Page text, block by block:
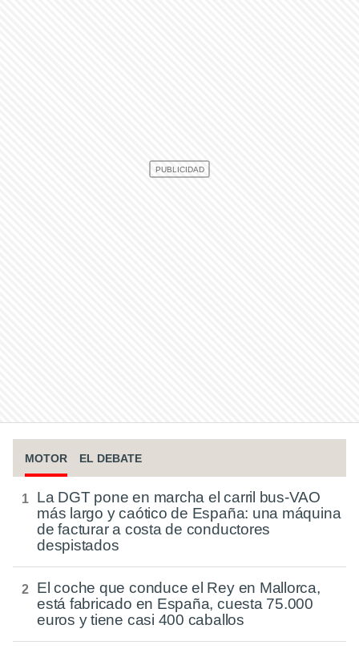
MOTOR EL DEBATE
La DGT pone en marcha el carril bus-VAO
más largo y caótico de España: una máquina
de facturar a costa de conductores
despistados
El coche que conduce el Rey en Mallorca,
está fabricado en España, cuesta 75.000
euros y tiene casi 400 caballos